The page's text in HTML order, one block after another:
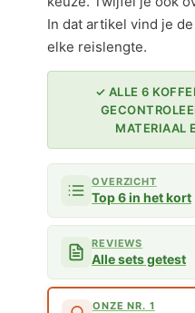
In dat artikel vind je
elke reislengte.
✓ ALLE 6
MATERIAAL
OVERZICHT
Top 6 in het kort
REVIEWS
Alle sets getest
ONZE NR. 1